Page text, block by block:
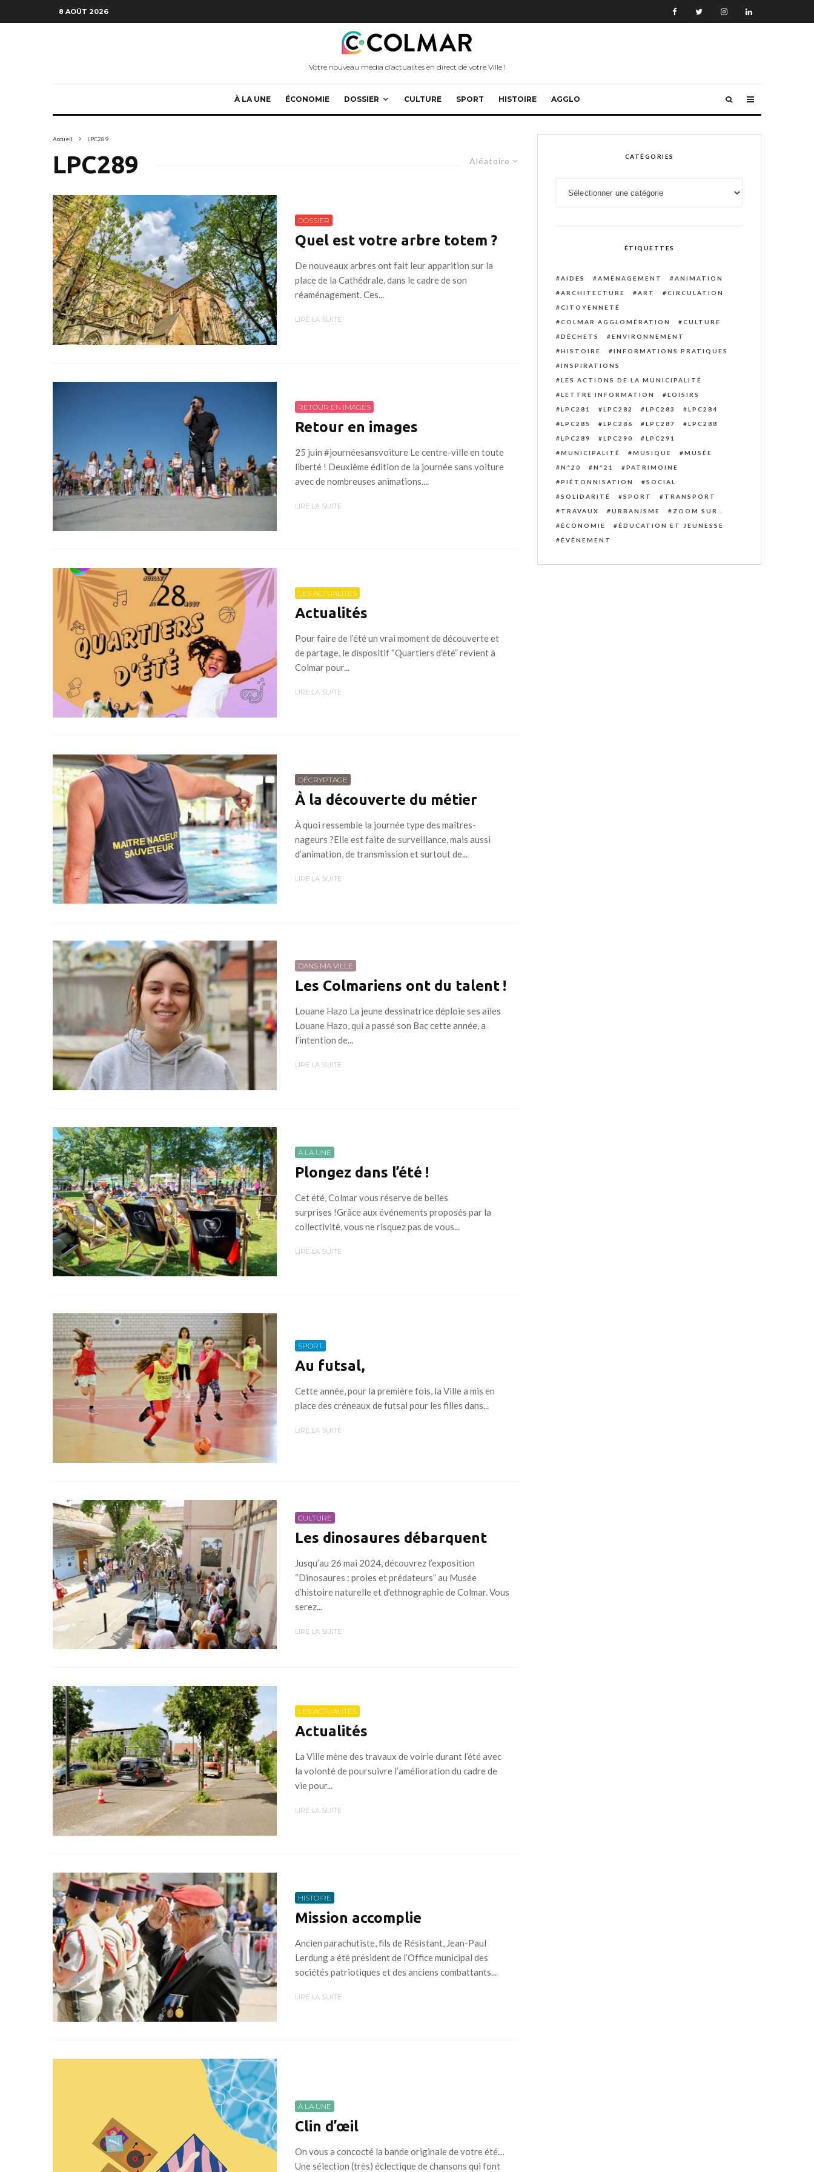
8 AOÛT 2026
Votre nouveau média d’actualités en direct de votre Ville !
À LA UNE ÉCONOMIE DOSSIER CULTURE SPORT HISTOIRE AGGLO
Accueil LPC289
Aléatoire
LPC289
DOSSIER
Quel est votre arbre totem ?
De nouveaux arbres ont fait leur apparition sur la
place de la Cathédrale, dans le cadre de son
réaménagement. Ces...
LIRE LA SUITE
RETOUR EN IMAGES
Retour en images
25 juin #journéesansvoiture Le centre-ville en toute
liberté ! Deuxième édition de la journée sans voiture
avec de nombreuses animations....
LIRE LA SUITE
LES ACTUALITÉS
Actualités
Pour faire de l’été un vrai moment de découverte et
de partage, le dispositif “Quartiers d’été” revient à
Colmar pour...
LIRE LA SUITE
DÉCRYPTAGE
À la découverte du métier
À quoi ressemble la journée type des maîtres-
nageurs ?Elle est faite de surveillance, mais aussi
d’animation, de transmission et surtout de...
LIRE LA SUITE
DANS MA VILLE
Les Colmariens ont du talent !
Louane Hazo La jeune dessinatrice déploie ses ailes
Louane Hazo, qui a passé son Bac cette année, a
l’intention de...
LIRE LA SUITE
À LA UNE
Plongez dans l’été !
Cet été, Colmar vous réserve de belles
surprises !Grâce aux événements proposés par la
collectivité, vous ne risquez pas de vous...
LIRE LA SUITE
SPORT
Au futsal,
Cette année, pour la première fois, la Ville a mis en
place des créneaux de futsal pour les filles dans...
LIRE LA SUITE
CULTURE
Les dinosaures débarquent
Jusqu’au 26 mai 2024, découvrez l’exposition
“Dinosaures : proies et prédateurs” au Musée
d’histoire naturelle et d’ethnographie de Colmar. Vous
serez...
LIRE LA SUITE
LES ACTUALITÉS
Actualités
La Ville mène des travaux de voirie durant l’été avec
la volonté de poursuivre l’amélioration du cadre de
vie pour...
LIRE LA SUITE
HISTOIRE
Mission accomplie
Ancien parachutiste, fils de Résistant, Jean-Paul
Lerdung a été président de l’Office municipal des
sociétés patriotiques et des anciens combattants...
LIRE LA SUITE
À LA UNE
Clin d’œil
On vous a concocté la bande originale de votre été…
Une sélection (très) éclectique de chansons qui font
CATÉGORIES
ÉTIQUETTES
AIDES AMÉNAGEMENT
ANIMATION
ARCHITECTURE
ART
CIRCULATION
CITOYENNETÉ
COLMAR AGGLOMÉRATION
CULTURE
DÉCHETS
ENVIRONNEMENT
HISTOIRE
INFORMATIONS PRATIQUES
INSPIRATIONS
LES ACTIONS DE LA MUNICIPALITÉ
LETTRE INFORMATION
LOISIRS
LPC281
LPC282 LPC283
LPC284
LPC285
LPC286 LPC287
LPC288
LPC289
LPC290
LPC291
MUNICIPALITÉ
MUSIQUE
MUSÉE
N°20
N°21
PATRIMOINE
PIÉTONNISATION
SOCIAL
SOLIDARITÉ
SPORT
TRANSPORT
TRAVAUX
URBANISME
ZOOM SUR…
ÉCONOMIE
ÉDUCATION ET JEUNESSE
ÉVÈNEMENT